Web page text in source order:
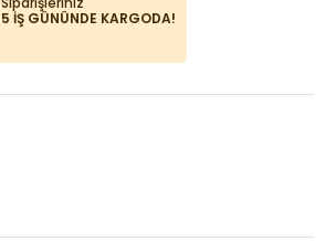
5 İŞ GÜNÜNDE KARGODA!